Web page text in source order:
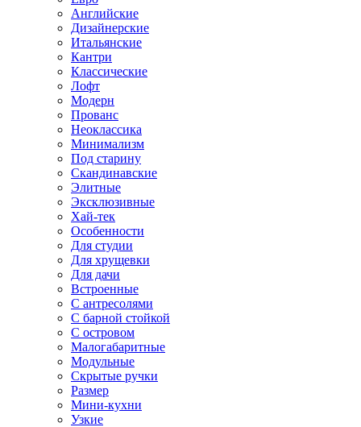
Английские
Дизайнерские
Итальянские
Кантри
Классические
Лофт
Модерн
Прованс
Неоклассика
Минимализм
Под старину
Скандинавские
Элитные
Эксклюзивные
Хай-тек
Особенности
Для студии
Для хрущевки
Для дачи
Встроенные
С антресолями
С барной стойкой
С островом
Малогабаритные
Модульные
Скрытые ручки
Размер
Мини-кухни
Узкие